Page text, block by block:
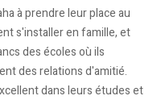
à prendre leur place au
s'installer en famille, et
des écoles où ils
des relations d'amitié.
dans leurs études et